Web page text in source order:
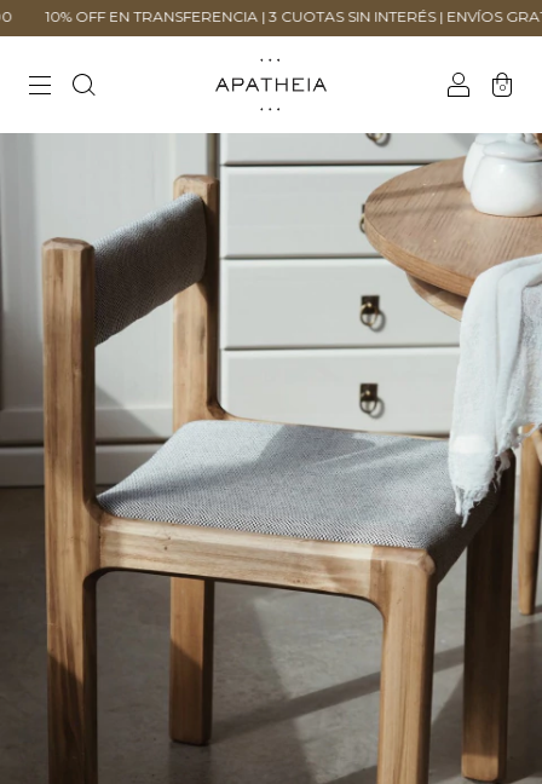
OFF EN TRANSFERENCIA | 3 CUOTAS SIN INTERÉS | ENVÍOS GRATIS +
0